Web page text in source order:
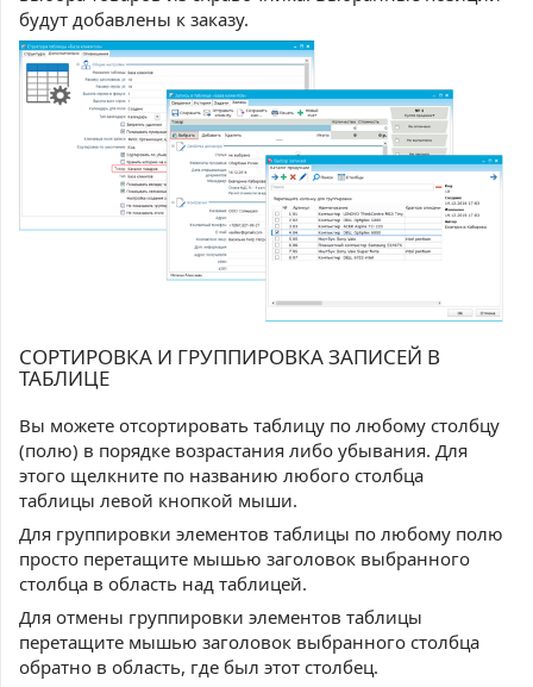
будут добавлены к заказу.
СОРТИРОВКА И ГРУППИРОВКА ЗАПИСЕЙ В
ТАБЛИЦЕ
Вы можете отсортировать таблицу по любому столбцу
(полю) в порядке возрастания либо убывания. Для
этого щелкните по названию любого столбца
таблицы левой кнопкой мыши.
Для группировки элементов таблицы по любому полю
просто перетащите мышью заголовок выбранного
столбца в область над таблицей.
Для отмены группировки элементов таблицы
перетащите мышью заголовок выбранного столбца
обратно в область, где был этот столбец.